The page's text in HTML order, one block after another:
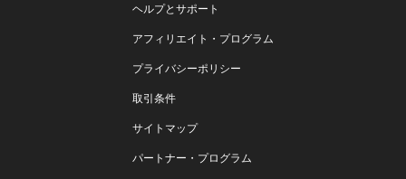
ヘルプとサポート
アフィリエイト・プログラム
プライバシーポリシー
取引条件
サイトマップ
パートナー・プログラム